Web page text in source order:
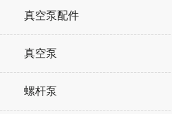
真空泵配件
真空泵
螺杆泵